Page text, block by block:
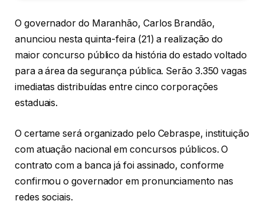
O governador do Maranhão, Carlos Brandão,
anunciou nesta quinta-feira (21) a realização do
maior concurso público da história do estado voltado
para a área da segurança pública. Serão 3.350 vagas
imediatas distribuídas entre cinco corporações
estaduais.
O certame será organizado pelo Cebraspe, instituição
com atuação nacional em concursos públicos. O
contrato com a banca já foi assinado, conforme
confirmou o governador em pronunciamento nas
redes sociais.